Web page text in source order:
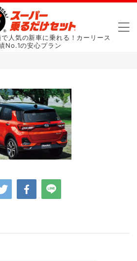
人気の新車に乗れる！カーリース
No.1の安心プラン